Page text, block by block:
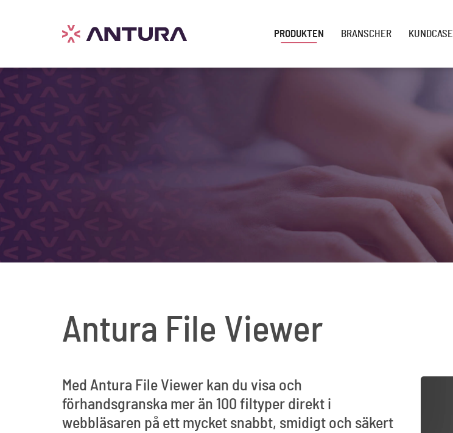
PRODUKTEN BRANSCHER KUNDCASE
Antura File Viewer
Med Antura File Viewer kan du visa och
förhandsgranska mer än 100 filtyper direkt i
webbläsaren på ett mycket snabbt, smidigt och säkert